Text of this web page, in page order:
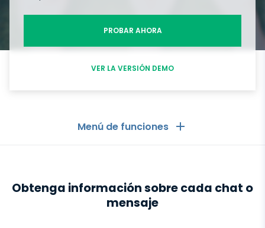
PROBAR AHORA
VER LA VERSIÓN DEMO
Menú de funciones
Registro de llamadas
Aplicaciones de mensajería
Obtenga información sobre cada chat o
mensaje